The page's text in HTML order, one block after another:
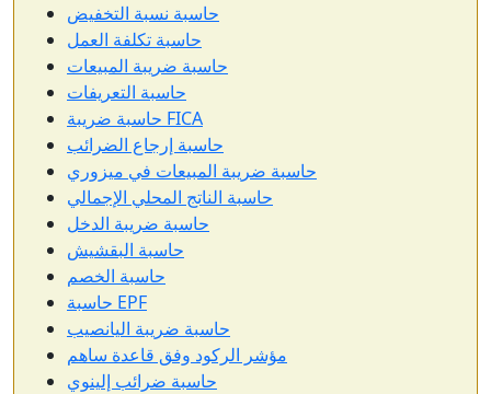
حاسبة نسبة التخفيض
حاسبة تكلفة العمل
حاسبة ضريبة المبيعات
حاسبة التعريفات
حاسبة ضريبة FICA
حاسبة إرجاع الضرائب
حاسبة ضريبة المبيعات في ميزوري
حاسبة الناتج المحلي الإجمالي
حاسبة ضريبة الدخل
حاسبة البقشيش
حاسبة الخصم
حاسبة EPF
حاسبة ضريبة اليانصيب
مؤشر الركود وفق قاعدة ساهم
حاسبة ضرائب إلينوي